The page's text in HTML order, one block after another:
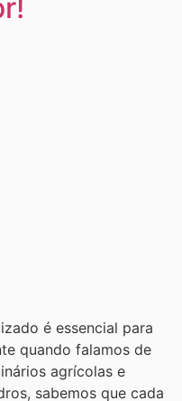
é essencial para
quando falamos de
agrícolas e
sabemos que cada